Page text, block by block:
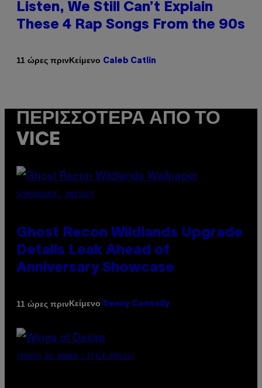
Listen, We Still Can’t Explain
These 4 Rap Songs From the 90s
11 ώρες πρινΚείμενο Caleb Catlin
ΠΕΡΙΣΣΌΤΕΡΑ ΑΠΌ ΤΟ
VICE
SCREENSHOT: UBISOFT
Ghost Recon Wildlands Upgrade
Details Leak Ahead of
Anniversary Showcase
11 ώρες πρινΚείμενο Denny Connolly
(PHOTO BY AMBER LITTLE/PRESS)